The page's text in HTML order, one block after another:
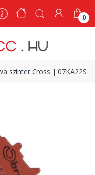
0
szinter Cross | 07KA22SD
0